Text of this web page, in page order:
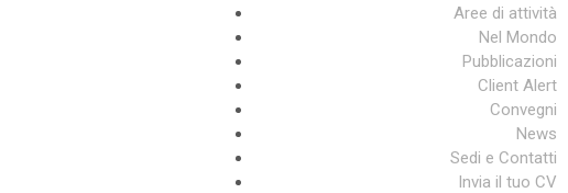
Aree di attività
Nel Mondo
Pubblicazioni
Client Alert
Convegni
News
Sedi e Contatti
Invia il tuo CV